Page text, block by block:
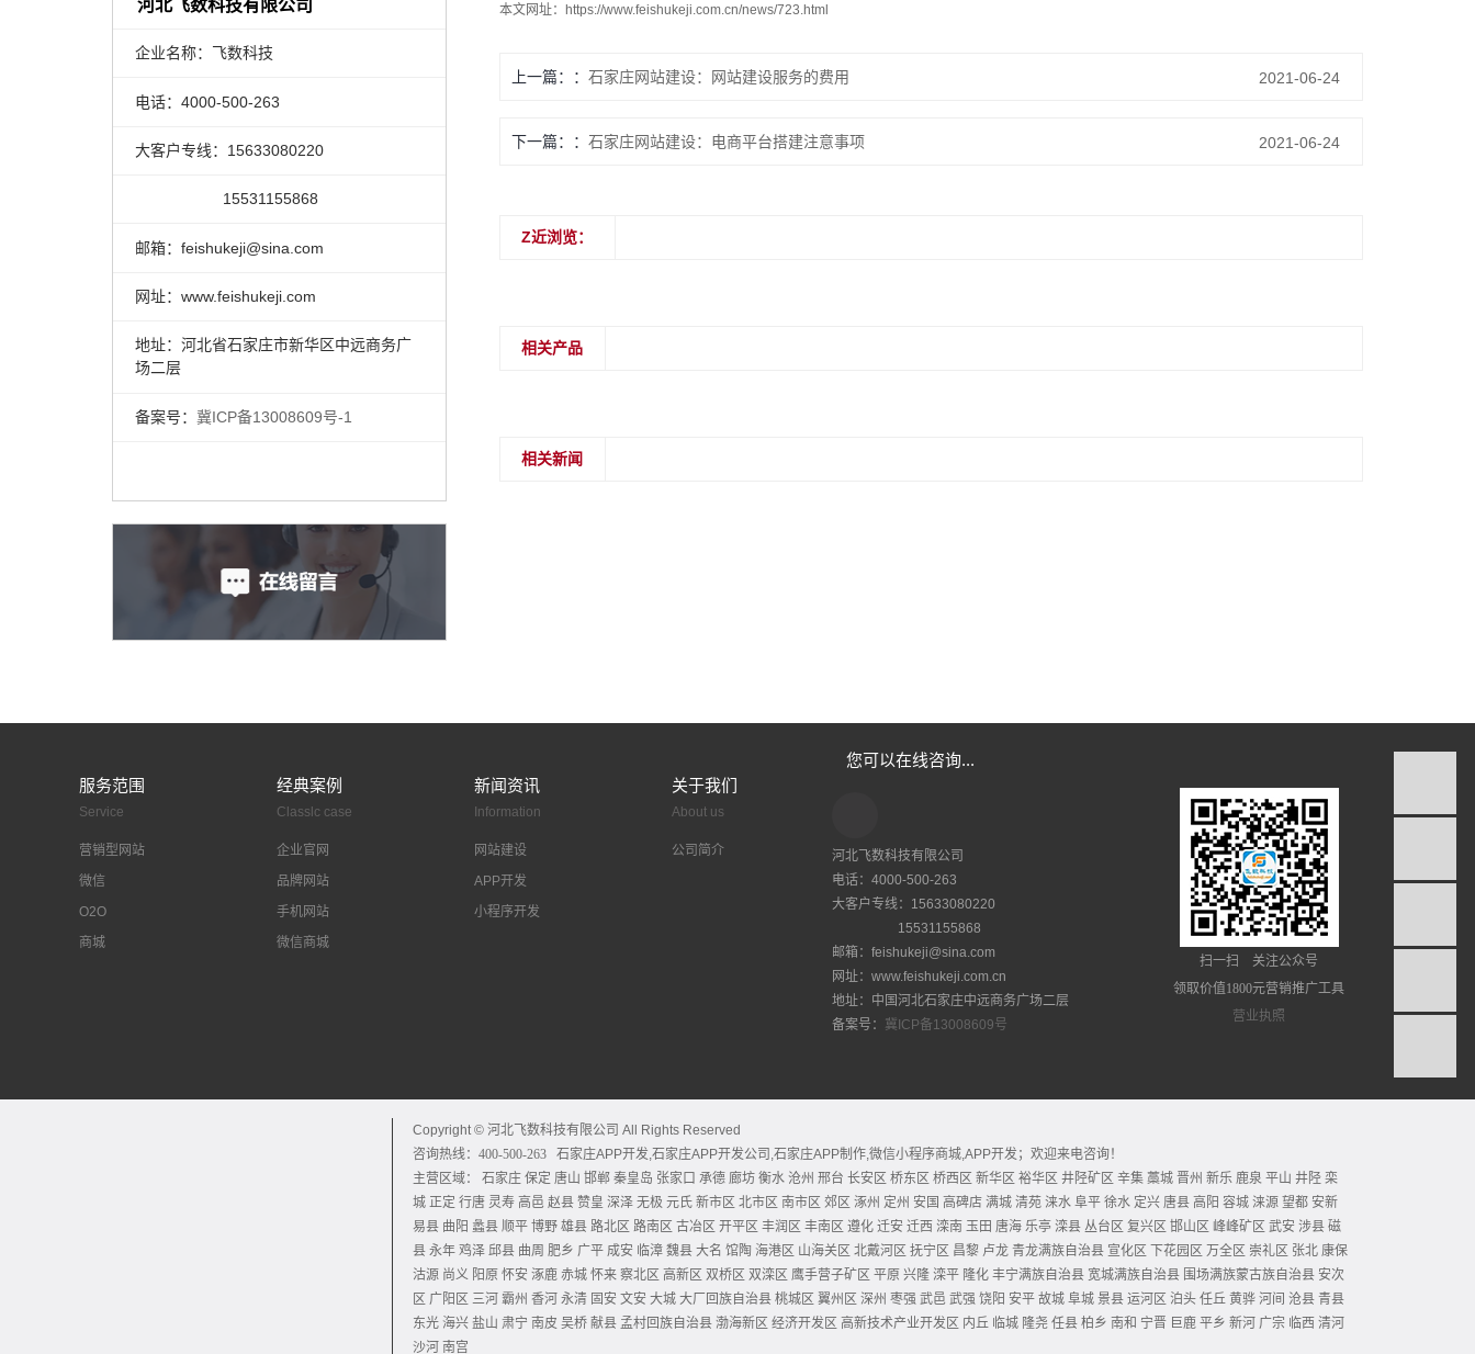
河北飞数科技有限公司
企业名称：飞数科技
电话：4000-500-263
大客户专线：15633080220
15531155868
邮箱：feishukeji@sina.com
网址：www.feishukeji.com
地址：河北省石家庄市新华区中远商务广
场二层
备案号： 冀ICP备13008609号-1
本文网址： https://www.feishukeji.com.cn/news/723.html
上一篇： 石家庄网站建设：网站建设服务的费用 2021-06-24
下一篇： 石家庄网站建设：电商平台搭建注意事项 2021-06-24
Z近浏览：
相关产品
相关新闻
服务范围
Service
营销型网站
微信
O2O
商城
经典案例
Classlc case
企业官网
品牌网站
手机网站
微信商城
新闻资讯
Information
网站建设
APP开发
小程序开发
关于我们
About us
公司简介
您可以在线咨询...
河北飞数科技有限公司
电话：4000-500-263
大客户专线：15633080220
15531155868
邮箱：feishukeji@sina.com
网址：www.feishukeji.com.cn
地址：中国河北石家庄中远商务广场二层
备案号： 冀ICP备13008609号
扫一扫 关注公众号
领取价值1800元营销推广工具
营业执照
Copyright © 河北飞数科技有限公司 All Rights Reserved
咨询热线：400-500-263 石家庄APP开发,石家庄APP开发公司,石家庄APP制作,微信小程序商城,APP开发；欢迎来电咨询！
主营区域： 石家庄 保定 唐山 邯郸 秦皇岛 张家口 承德 廊坊 衡水 沧州 邢台 长安区 桥东区 桥西区 新华区 裕华区 井陉矿区 辛集 藁城 晋州 新乐 鹿泉 平山 井陉 栾
城 正定 行唐 灵寿 高邑 赵县 赞皇 深泽 无极 元氏 新市区 北市区 南市区 郊区 涿州 定州 安国 高碑店 满城 清苑 涞水 阜平 徐水 定兴 唐县 高阳 容城 涞源 望都 安新
易县 曲阳 蠡县 顺平 博野 雄县 路北区 路南区 古冶区 开平区 丰润区 丰南区 遵化 迁安 迁西 滦南 玉田 唐海 乐亭 滦县 丛台区 复兴区 邯山区 峰峰矿区 武安 涉县 磁
县 永年 鸡泽 邱县 曲周 肥乡 广平 成安 临漳 魏县 大名 馆陶 海港区 山海关区 北戴河区 抚宁区 昌黎 卢龙 青龙满族自治县 宣化区 下花园区 万全区 崇礼区 张北 康保
沽源 尚义 阳原 怀安 涿鹿 赤城 怀来 察北区 高新区 双桥区 双滦区 鹰手营子矿区 平原 兴隆 滦平 隆化 丰宁满族自治县 宽城满族自治县 围场满族蒙古族自治县 安次
区 广阳区 三河 霸州 香河 永清 固安 文安 大城 大厂回族自治县 桃城区 翼州区 深州 枣强 武邑 武强 饶阳 安平 故城 阜城 景县 运河区 泊头 任丘 黄骅 河间 沧县 青县
东光 海兴 盐山 肃宁 南皮 吴桥 献县 孟村回族自治县 渤海新区 经济开发区 高新技术产业开发区 内丘 临城 隆尧 任县 柏乡 南和 宁晋 巨鹿 平乡 新河 广宗 临西 清河
沙河 南宫